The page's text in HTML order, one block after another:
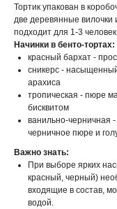
Тортик упакован в
две деревянные вилочки
подходит для 1-3 человек.
Начинки в бенто-тортах:
красный бархат -
сникерс -
арахиса
тропическая - пюре
бисквитом
ванильно-черничная
черничное пюре и
Важно знать:
При выборе ярких
красный, черный)
входящие в состав,
водой.